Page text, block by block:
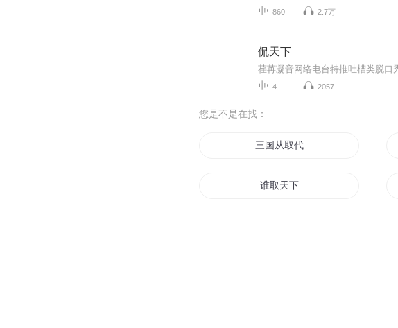
860 2.7万
侃天下
4 2057
您是不是在找：
三国从取代少帝开始
谁取天下